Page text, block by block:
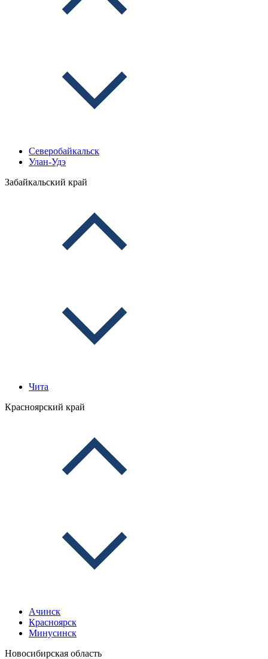
Северобайкальск
Улан-Удэ
Забайкальский край
Чита
Красноярский край
Ачинск
Красноярск
Минусинск
Новосибирская область